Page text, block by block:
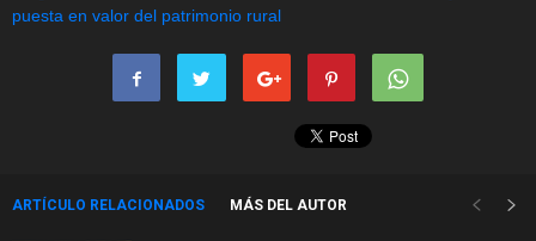
ARTÍCULO RELACIONADOS MÁS DEL AUTOR